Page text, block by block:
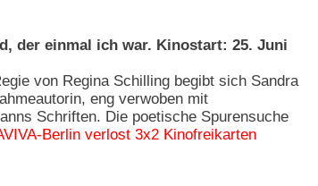
der einmal ich war. Kinostart: 25. Juni
von Regina Schilling begibt sich Sandra
eng verwoben mit
Schriften. Die poetische Spurensuche
Berlin verlost 3x2 Kinofreikarten